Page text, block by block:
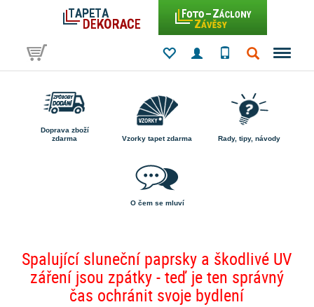
Doprava zboží
zdarma
Vzorky tapet zdarma Rady, tipy, návody
O čem se mluví
Spalující sluneční paprsky a škodlivé UV
záření jsou zpátky - teď je ten správný
čas ochránit svoje bydlení